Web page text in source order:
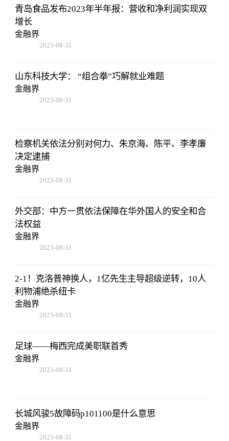
青岛食品发布2023年半年报：营收和净利润实现双
增长
金融界
2023-08-31
山东科技大学： “组合拳”巧解就业难题
金融界
2023-08-31
检察机关依法分别对何力、朱京海、陈平、李孝廉
决定逮捕
金融界
2023-08-31
外交部：中方一贯依法保障在华外国人的安全和合
法权益
金融界
2023-08-31
2-1！克洛普神换人，1亿先生主导超级逆转，10人
利物浦绝杀纽卡
金融界
2023-08-31
足球——梅西完成美职联首秀
金融界
2023-08-31
长城风骏5故障码p101100是什么意思
金融界
2023-08-31